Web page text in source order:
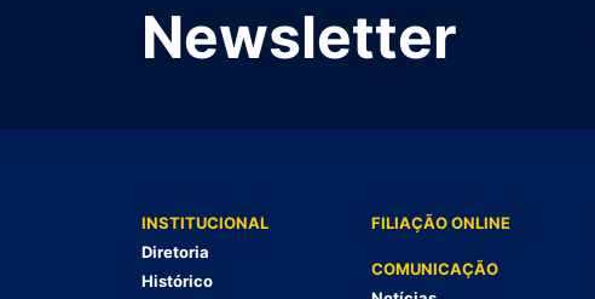
Newsletter
INSTITUCIONAL
Diretoria
Histórico
FILIAÇÃO ONLINE
COMUNICAÇÃO